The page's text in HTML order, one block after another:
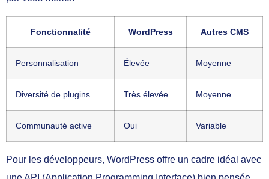
Fonctionnalité WordPress Autres CMS
Personnalisation Élevée Moyenne
Diversité de plugins Très élevée Moyenne
Communauté active Oui Variable
Pour les développeurs, WordPress offre un cadre idéal avec